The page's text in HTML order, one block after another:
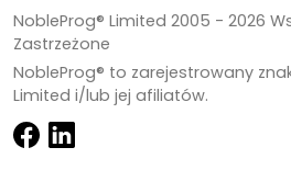
NobleProg® Limited 2005 - 2026
Zastrzeżone
NobleProg® to zarejestrowany
Limited i/lub jej afiliatów.